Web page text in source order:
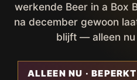
werkende Beer in a Box
na december gewoon
blijft — alleen
ALLEEN NU ·